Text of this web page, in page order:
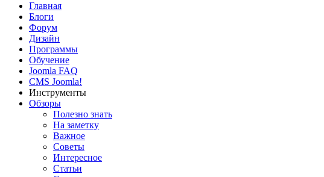
Главная
Блоги
Форум
Дизайн
Программы
Обучение
Joomla FAQ
CMS Joomla!
Инструменты
Обзоры
Полезно знать
На заметку
Важное
Советы
Интересное
Статьи